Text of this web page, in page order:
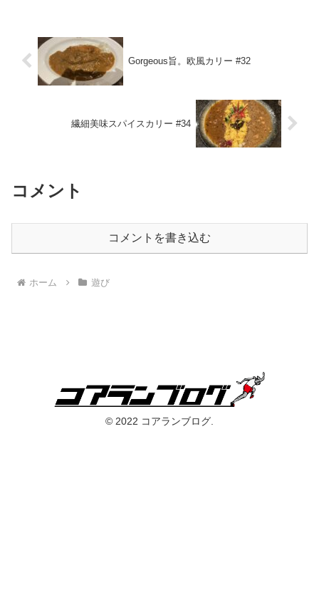
Gorgeous旨。欧風カリー #32
繊細美味スパイスカリー #34
コメント
コメントを書き込む
ホーム 遊び
© 2022 コアランブログ.